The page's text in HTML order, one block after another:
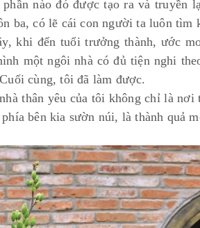
phần nào đó được tạo ra và truyền
ba, có lẽ cái con người ta luôn tìm
khi đến tuổi trưởng thành, ước
một ngôi nhà có đủ tiện nghi
cùng, tôi đã làm được.
thân yêu của tôi không chỉ là
phía bên kia sườn núi, là thành quả